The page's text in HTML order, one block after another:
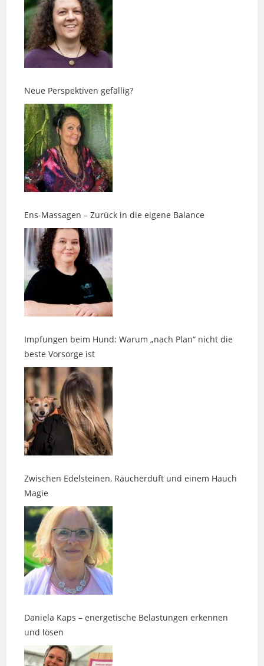
Neue Perspektiven gefällig?
Ens-Massagen – Zurück in die eigene Balance
Impfungen beim Hund: Warum „nach Plan“ nicht die
Zwischen Edelsteinen, Räucherduft und einem Hauch
Daniela Kaps – energetische Belastungen erkennen